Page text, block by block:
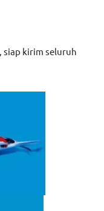
siap kirim seluruh